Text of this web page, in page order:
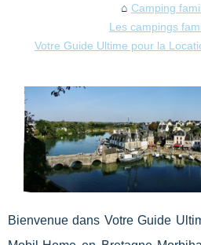
Camping
Les campings
Votre Guide Ultime pour la
Bienvenue dans Votre Guide